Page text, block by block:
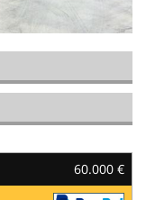
60.000 €